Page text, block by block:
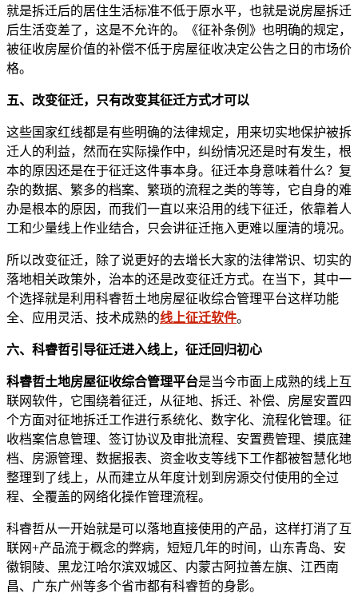
就是拆迁后的居住生活标准不低于原水平，也就是说房屋拆迁
后生活变差了，这是不允许的。《征补条例》也明确的规定，
被征收房屋价值的补偿不低于房屋征收决定公告之日的市场价
格。
五、改变征迁，只有改变其征迁方式才可以
这些国家红线都是有些明确的法律规定，用来切实地保护被拆
迁人的利益，然而在实际操作中，纠纷情况还是时有发生，根
本的原因还是在于征迁这件事本身。征迁本身意味着什么？复
杂的数据、繁多的档案、繁琐的流程之类的等等，它自身的难
办是根本的原因，而我们一直以来沿用的线下征迁，依靠着人
工和少量线上作业结合，只会讲征迁拖入更难以厘清的境况。
所以改变征迁，除了说更好的去增长大家的法律常识、切实的
落地相关政策外，治本的还是改变征迁方式。在当下，其中一
个选择就是利用科睿哲土地房屋征收综合管理平台这样功能
全、应用灵活、技术成熟的线上征迁软件。
六、科睿哲引导征迁进入线上，征迁回归初心
科睿哲土地房屋征收综合管理平台是当今市面上成熟的线上互
联网软件，它围绕着征迁，从征地、拆迁、补偿、房屋安置四
个方面对征地拆迁工作进行系统化、数字化、流程化管理。征
收档案信息管理、签订协议及审批流程、安置费管理、摸底建
档、房源管理、数据报表、资金收支等线下工作都被智慧化地
整理到了线上，从而建立从年度计划到房源交付使用的全过
程、全覆盖的网络化操作管理流程。
科睿哲从一开始就是可以落地直接使用的产品，这样打消了互
联网+产品流于概念的弊病，短短几年的时间，山东青岛、安
徽铜陵、黑龙江哈尔滨双城区、内蒙古阿拉善左旗、江西南
昌、广东广州等多个省市都有科睿哲的身影。